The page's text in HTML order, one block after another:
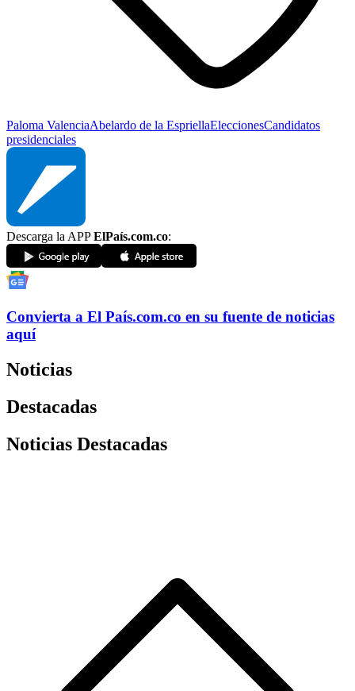
Paloma ValenciaAbelardo de la EspriellaEleccionesCandidatos
presidenciales
Descarga la APPElPaís.com.co:
Convierta a El País.com.co en su fuente de noticias
aquí
Noticias
Destacadas
Noticias Destacadas